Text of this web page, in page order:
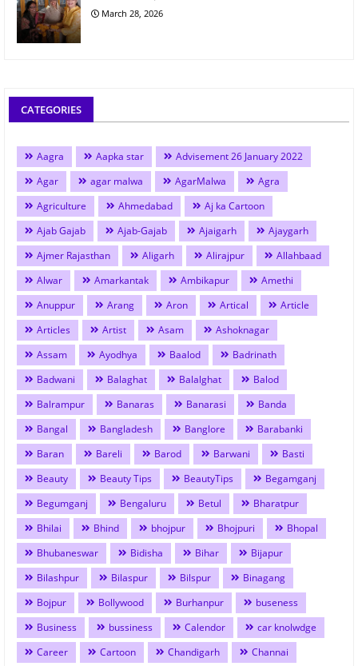
March 28, 2026
CATEGORIES
Aagra Aapka star
Advisement 26 January 2022
Agar
agar malwa AgarMalwa
Agra
Agriculture
Ahmedabad
Aj ka Cartoon
Ajab Gajab
Ajab-Gajab Ajaigarh
Ajaygarh
Ajmer Rajasthan
Aligarh Alirajpur
Allahbaad
Alwar
Amarkantak Ambikapur
Amethi
Anuppur
Arang Aron Artical
Article
Articles
Artist Asam
Ashoknagar
Assam
Ayodhya Baalod
Badrinath
Badwani
Balaghat Balalghat
Balod
Balrampur
Banaras Banarasi
Banda
Bangal
Bangladesh Banglore
Barabanki
Baran
Bareli Barod Barwani
Basti
Beauty
Beauty Tips BeautyTips
Begamganj
Begumganj
Bengaluru Betul
Bharatpur
Bhilai
Bhind bhojpur Bhojpuri
Bhopal
Bhubaneswar
Bidisha Bihar
Bijapur
Bilashpur
Bilaspur Bilspur
Binagang
Bojpur
Bollywood Burhanpur
buseness
Business
bussiness Calendor
car knolwdge
Career
Cartoon Chandigarh
Channai